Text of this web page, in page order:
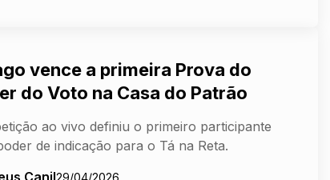
vence a primeira Prova do
do Voto na Casa do Patrão
ao vivo definiu o primeiro participante
de indicação para o Tá na Reta.
29/04/2026